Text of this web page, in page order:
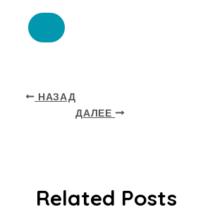
НАЗАД
ДАЛЕЕ
Related Posts